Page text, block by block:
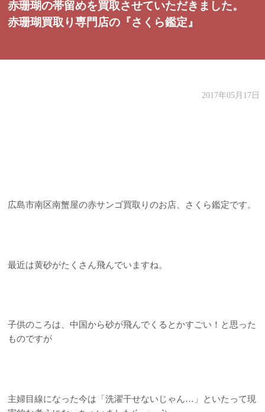
赤珊瑚の帯留めを買取させていただきました。
赤珊瑚買取り専門店の『さくら鑑定』
2017年05月17日
広島市南区南蟹屋の赤サンゴ買取りのお店、さくら鑑定です。
最近は黄砂がたくさん飛んでいますね。
子供のころは、中国から砂が飛んでくるとかすごい！と思った
ものですが
主婦目線になった今は「洗濯干せないじゃん…」といたって現